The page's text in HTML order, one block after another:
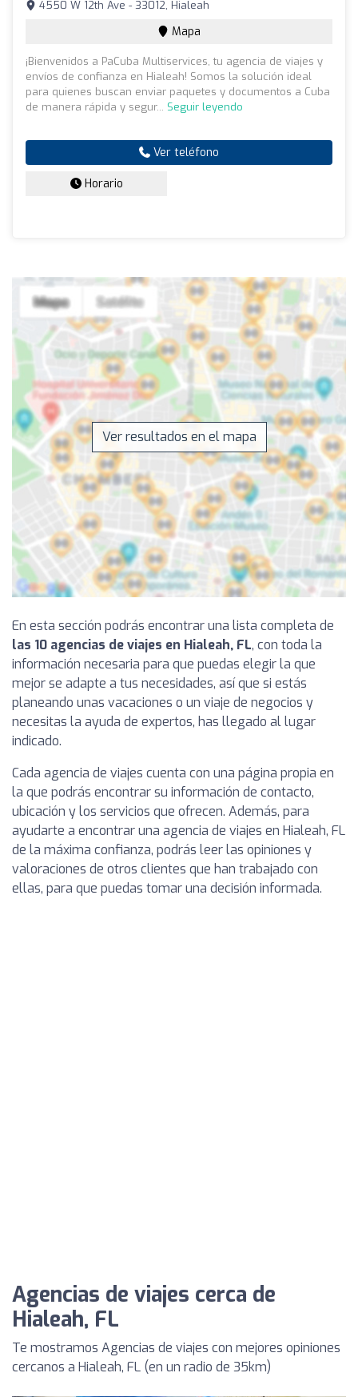
4550 W 12th Ave - 33012, Hialeah
Mapa
¡Bienvenidos a PaCuba Multiservices, tu agencia de viajes y
envíos de confianza en Hialeah! Somos la solución ideal
para quienes buscan enviar paquetes y documentos a Cuba
de manera rápida y segur... Seguir leyendo
Ver teléfono
Horario
Ver resultados en el mapa
En esta sección podrás encontrar una lista completa de
las 10 agencias de viajes en Hialeah, FL, con toda la
información necesaria para que puedas elegir la que
mejor se adapte a tus necesidades, así que si estás
planeando unas vacaciones o un viaje de negocios y
necesitas la ayuda de expertos, has llegado al lugar
indicado.
Cada agencia de viajes cuenta con una página propia en
la que podrás encontrar su información de contacto,
ubicación y los servicios que ofrecen. Además, para
ayudarte a encontrar una agencia de viajes en Hialeah, FL
de la máxima confianza, podrás leer las opiniones y
valoraciones de otros clientes que han trabajado con
ellas, para que puedas tomar una decisión informada.
Agencias de viajes cerca de
Hialeah, FL
Te mostramos Agencias de viajes con mejores opiniones
cercanos a Hialeah, FL (en un radio de 35km)